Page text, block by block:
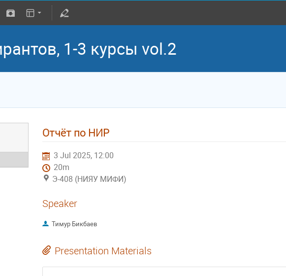
1-3 курсы vol.2
Отчёт по НИР
3 Jul 2025, 12:00
20m
Э-408 (НИЯУ МИФИ)
Speaker
Тимур Бикбаев
Presentation Materials